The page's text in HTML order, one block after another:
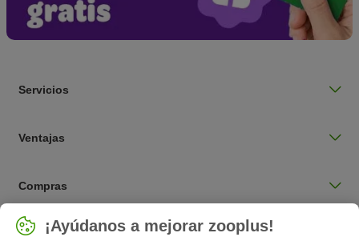
Servicios
Ventajas
Compras
Seleccionar país
¡Ayúdanos a mejorar zooplus!